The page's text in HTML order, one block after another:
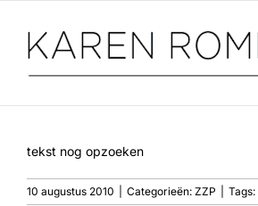
inhoud
tekst nog opzoeken
10 augustus 2010 Categorieën: ZZP Tags: